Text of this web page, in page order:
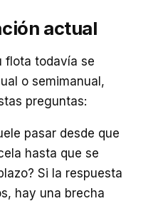
actual
flota todavía se
o semimanual,
preguntas:
pasar desde que
hasta que se
Si la respuesta
hay una brecha